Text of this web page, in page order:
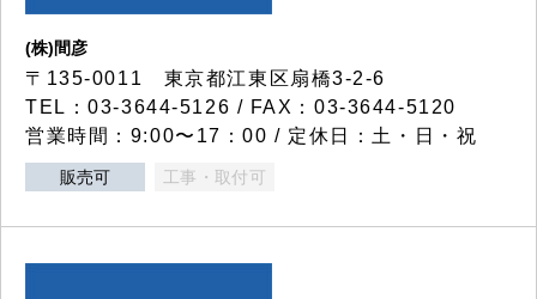
(株)間彦
〒135-0011 東京都江東区扇橋3-2-6
TEL：03-3644-5126 / FAX：03-3644-5120
営業時間：9:00〜17：00 / 定休日：土・日・祝
販売可 工事・取付可